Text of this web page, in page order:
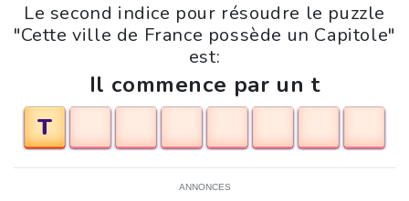
Le second indice pour résoudre le puzzle
"Cette ville de France possède un Capitole"
est:
Il commence par un t
T
ANNONCES